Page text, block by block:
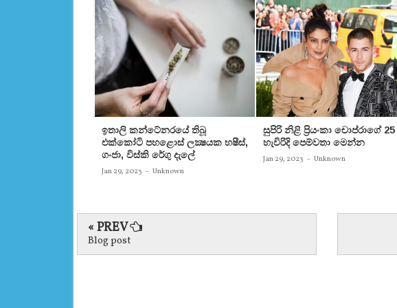
ඉතාලි කන්ටේනරයේ තිබූ
එක්‌කෝටි පහළොස්‌ ලක්‍ෂයක හෂීස්‌,
ගංජා, විස්‌කි රේගු දැලේ
Jan 29, 2023 - Unknown
සුපිරි නිළි ප්‍රියංකා චොප්රාගේ 25
හැවිරිදි පෙම්වතා මෙන්න
Jan 29, 2023 - Unknown
« PREV
Blog post